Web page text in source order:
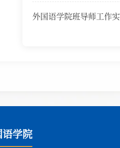
外国语学院班导师工作
学院